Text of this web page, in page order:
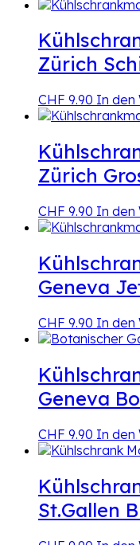
Zürich
CHF 9.90 In den
Zürich
CHF 9.90 In den
Geneva
CHF 9.90 In den
Geneva
CHF 9.90 In den
St.Gallen